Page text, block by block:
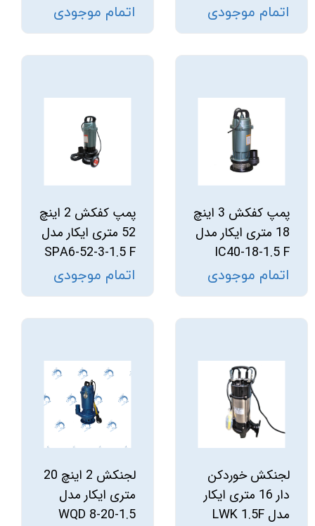
اتمام موجودی
اتمام موجودی
پمپ کفکش 3 اینچ
18 متری ایکار مدل
IC40-18-1.5 F
اتمام موجودی
پمپ کفکش 2 اینچ
52 متری ایکار مدل
SPA6-52-3-1.5 F
اتمام موجودی
لجنکش خوردکن
دار 16 متری ایکار
مدل LWK 1.5F
لجنکش 2 اینچ 20
متری ایکار مدل
WQD 8-20-1.5